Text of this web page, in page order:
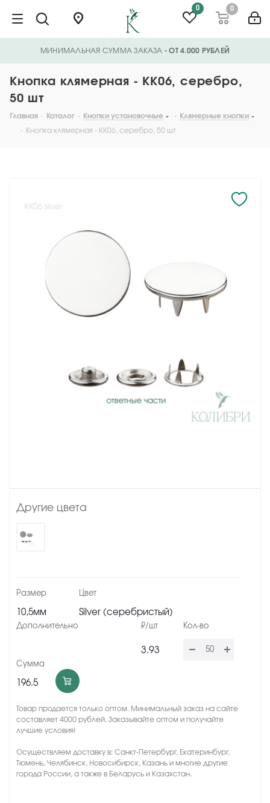
0 0
МИНИМАЛЬНАЯ СУММА ЗАКАЗА - ОТ 4.000 РУБЛЕЙ
Кнопка клямерная - KK06, серебро,
50 шт
Главная - Каталог - Кнопки установочные - Клямерные кнопки
- Кнопка клямерная - KK06, серебро, 50 шт
Другие цвета
10,5мм Silver (серебристый)
3.93
196.5
Товар продается только оптом. Минимальный заказ на сайте
составляет 4000 рублей. Заказывайте оптом и получайте
лучшие условия!
Осуществляем доставку в: Санкт-Петербург, Екатеринбург,
Тюмень, Челябинск, Новосибирск, Казань и многие другие
города России, а также в Беларусь и Казахстан.